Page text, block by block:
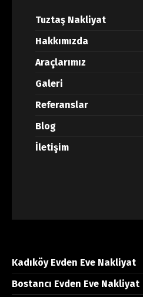
Tuztaş Nakliyat
Hakkımızda
Araçlarımız
Galeri
Referanslar
Blog
İletişim
Kadıköy Evden Eve Nakliyat
Bostancı Evden Eve Nakliyat